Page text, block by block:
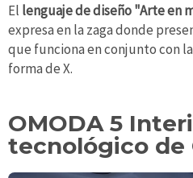
El lenguaje de diseño "Arte en
expresa en la zaga donde
que funciona en conjunto con
forma de X.
OMODA 5
tecnológico de